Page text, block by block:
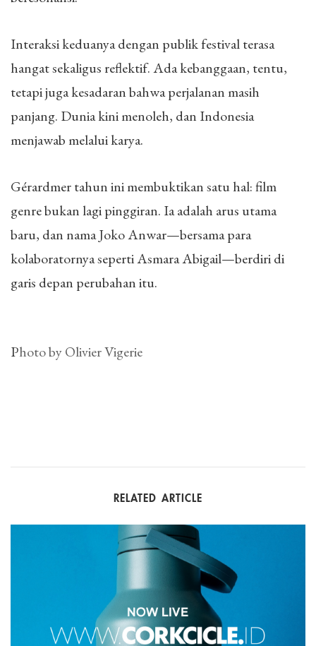
Interaksi keduanya dengan publik festival terasa
hangat sekaligus reflektif. Ada kebanggaan, tentu,
tetapi juga kesadaran bahwa perjalanan masih
panjang. Dunia kini menoleh, dan Indonesia
menjawab melalui karya.
Gérardmer tahun ini membuktikan satu hal: film
genre bukan lagi pinggiran. Ia adalah arus utama
baru, dan nama Joko Anwar—bersama para
kolaboratornya seperti Asmara Abigail—berdiri di
garis depan perubahan itu.
Photo by Olivier Vigerie
RELATED ARTICLE